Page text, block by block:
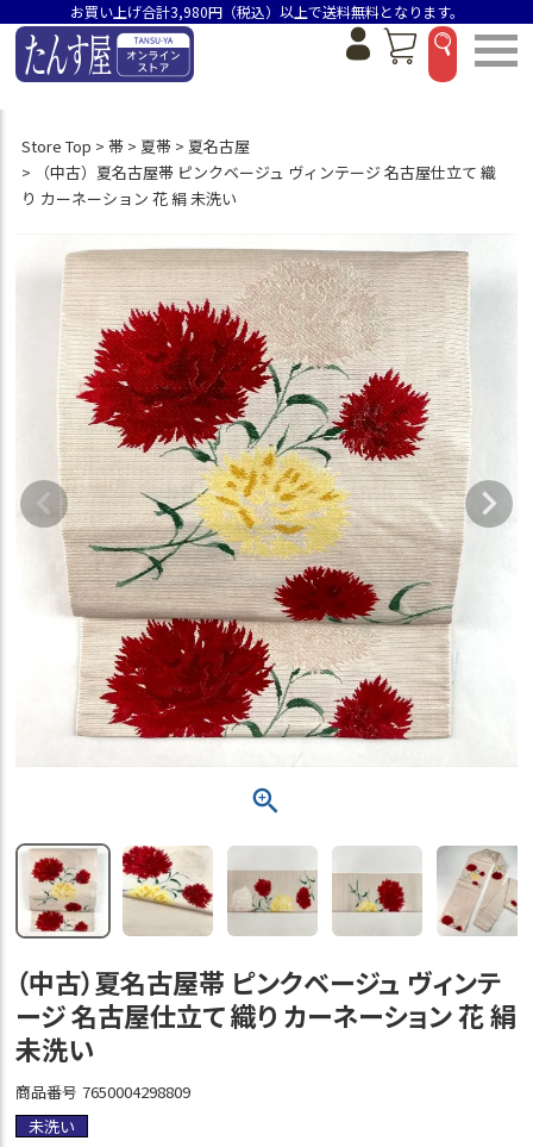
お買い上げ合計3,980円（税込）以上で送料無料となります。
Store Top 帯 夏帯
夏名古屋
（中古）夏名古屋帯 ピンクベージュ ヴィンテージ 名古屋仕立て 織
り カーネーション 花 絹 未洗い
（中古）夏名古屋帯 ピンクベージュ ヴィンテ
ージ 名古屋仕立て 織り カーネーション 花 絹
未洗い
商品番号 7650004298809
未洗い